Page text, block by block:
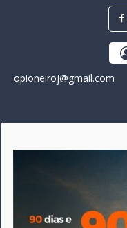
opioneiroj@gmail.com
A história do Pioneiro
Canarana - MT, na
que chegou a possuir
publicadas 691
políticos, policiais e